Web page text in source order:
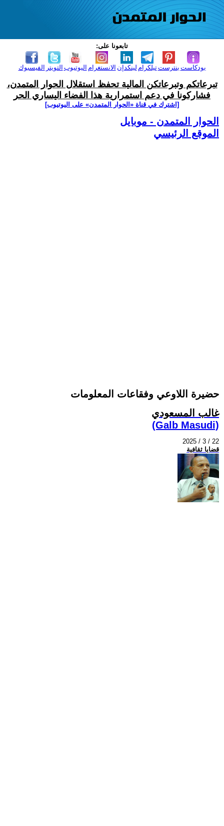
تابعونا على:
الفيسبوك التويتر اليوتيوب الانستغرام لينكدإن تيلكرامبنترست بودكاست
تبرعاتكم وتبرعاتكن المالية تحفظ استقلال الحوار المتمدن،
فشاركونا في دعم استمرارية هذا الفضاء اليساري الحر
[اشترك في قناة ‫«الحوار المتمدن» على اليوتيوب]
الحوار المتمدن - موبايل
الموقع الرئيسي
حضيرة اللاوعي وفقاعات المعلومات
غالب المسعودي
(Galb Masudi)
2025 / 3 / 22
قضايا ثقافية